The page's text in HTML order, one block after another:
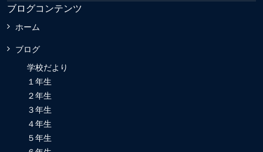
ブログコンテンツ
ホーム
ブログ
学校だより
１年生
２年生
３年生
４年生
５年生